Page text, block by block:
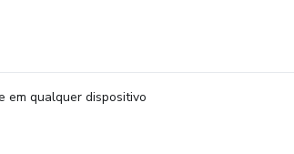
em qualquer dispositivo